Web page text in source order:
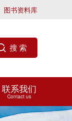
图书资料库
搜 索
联系我们
Contact us